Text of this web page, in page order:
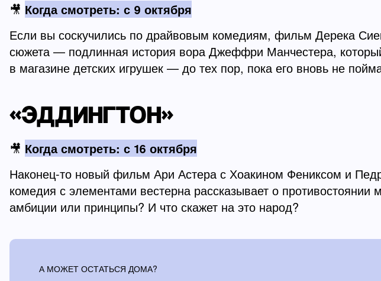
🎥 Когда смотреть: с 9 октября
Если вы соскучились по драйвовым комедиям, фильм Дерека
сюжета — подлинная история вора Джеффри Манчестера,
в магазине детских игрушек — до тех пор, пока его вновь не
«ЭДДИНГТОН»
🎥 Когда смотреть: с 16 октября
Наконец-то новый фильм Ари Астера с Хоакином Фениксом и
комедия с элементами вестерна рассказывает о
амбиции или принципы? И что скажет на это народ?
А МОЖЕТ ОСТАТЬСЯ ДОМА?